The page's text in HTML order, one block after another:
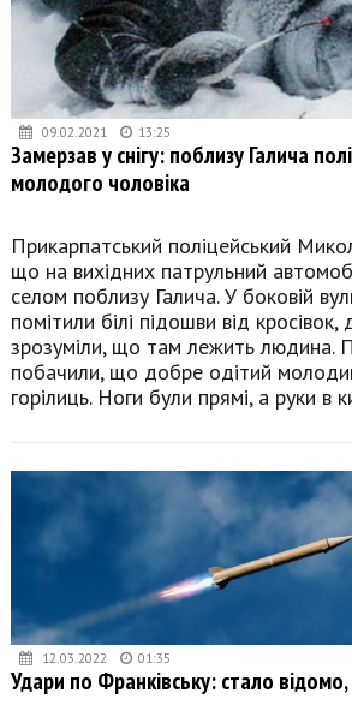
09.02.2021 13:25
Замерзав у снігу: поблизу Галича
молодого чоловіка
Прикарпатський поліцейський
що на вихідних патрульний
селом поблизу Галича. У боковій
помітили білі підошви від
зрозуміли, що там лежить людина.
побачили, що добре одітий
горілиць. Ноги були прямі, а руки в
12.03.2022 01:35
Удари по Франківську: стало відомо,